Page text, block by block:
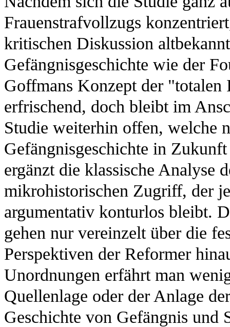
Frauenstrafvollzugs
kritischen Diskussion
Gefängnisgeschichte wie der
Goffmans Konzept der
erfrischend, doch bleibt im
Studie weiterhin offen, welche
Gefängnisgeschichte in
ergänzt die klassische Analyse
mikrohistorischen Zugriff, der
argumentativ konturlos bleibt.
gehen nur vereinzelt über die
Perspektiven der Reformer
Unordnungen erfährt man
Quellenlage oder der Anlage
Geschichte von Gefängnis und